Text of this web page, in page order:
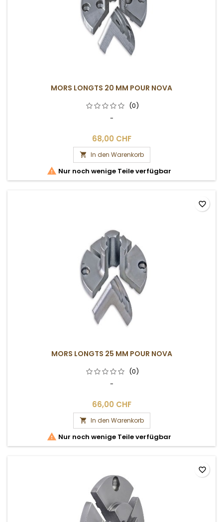
MORS LONGTS 20 MM POUR NOVA
(0)
-
68,00 CHF
 In den Warenkorb
 Nur noch wenige Teile verfügbar
MORS LONGTS 25 MM POUR NOVA
(0)
-
66,00 CHF
 In den Warenkorb
 Nur noch wenige Teile verfügbar
favorite_border
favorite_border